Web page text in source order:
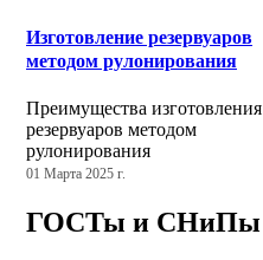
Изготовление резервуаров
методом рулонирования
Преимущества изготовления
резервуаров методом
рулонирования
01 Марта 2025 г.
ГОСТы и СНиПы